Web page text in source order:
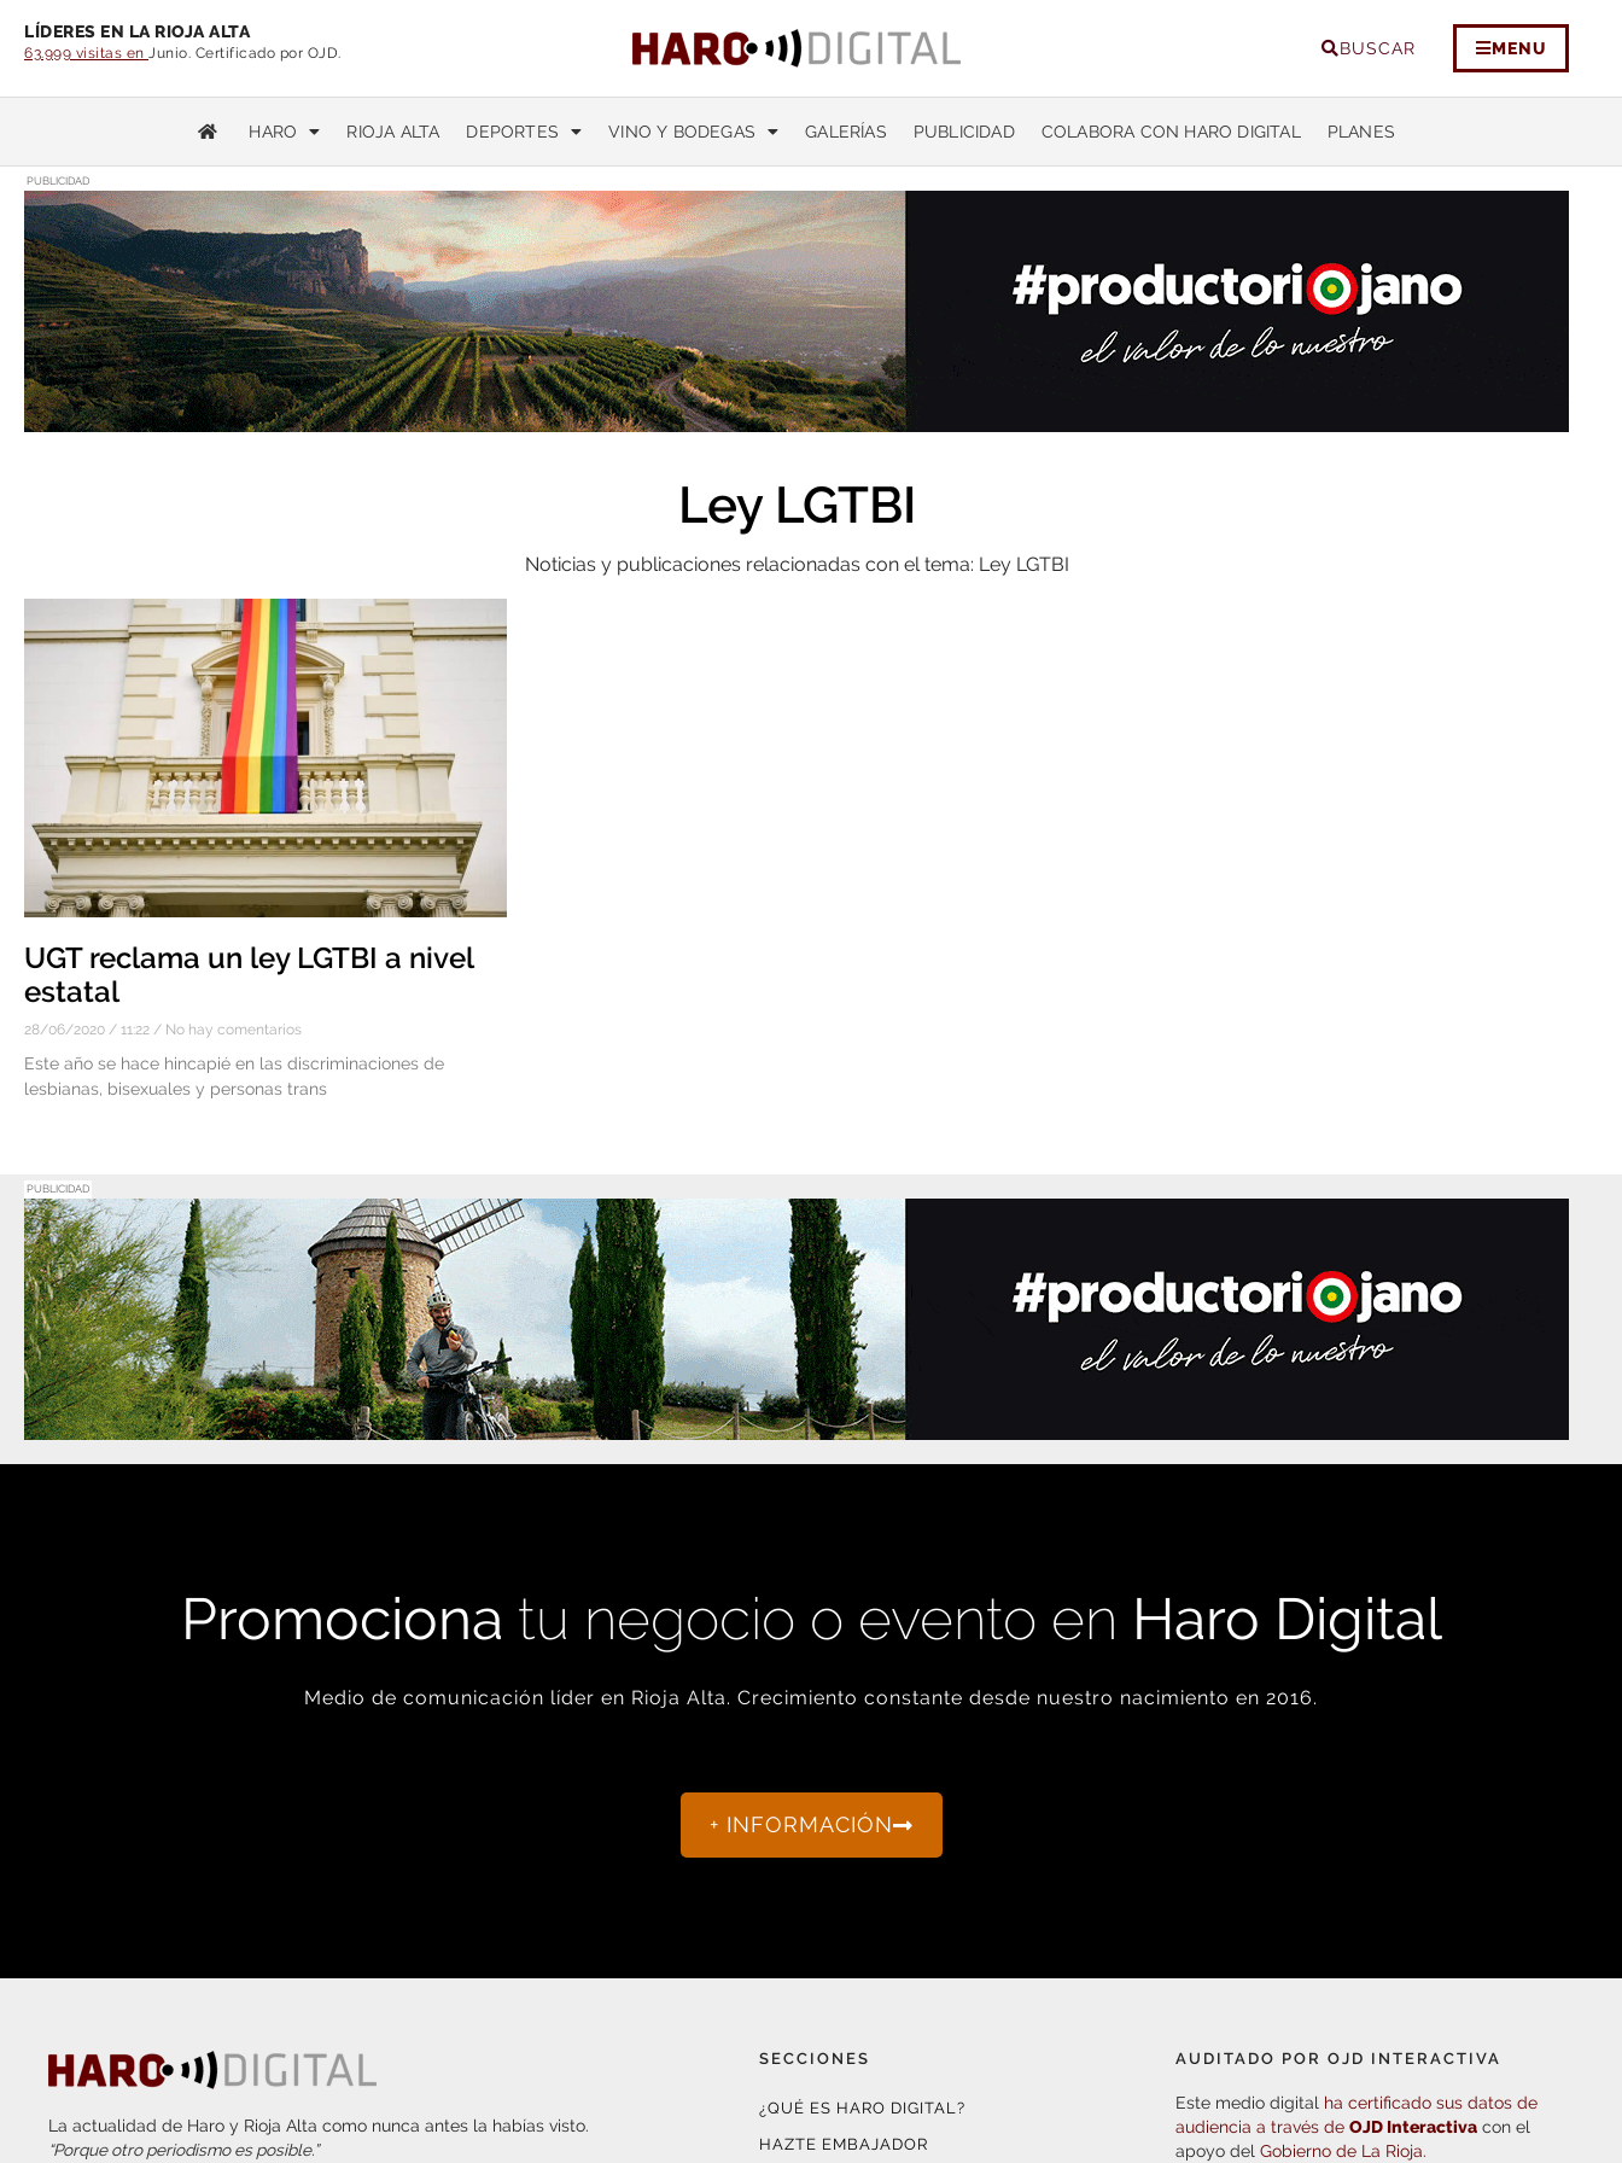
LÍDERES EN LA RIOJA ALTA
63.999 visitas en Junio. Certificado por OJD. BUSCAR MENU
HARO RIOJA ALTA DEPORTES VINO Y BODEGAS GALERÍAS PUBLICIDAD COLABORA CON HARO DIGITAL PLANES
PUBLICIDAD
Ley LGTBI
Noticias y publicaciones relacionadas con el tema: Ley LGTBI
UGT reclama un ley LGTBI a nivel
estatal
28/06/2020 11:22 No hay comentarios
Este año se hace hincapié en las discriminaciones de
lesbianas, bisexuales y personas trans
PUBLICIDAD
Promociona tu negocio o evento en Haro Digital
Medio de comunicación líder en Rioja Alta. Crecimiento constante desde nuestro nacimiento en 2016.
+ INFORMACIÓN
La actualidad de Haro y Rioja Alta como nunca antes la habías visto.
“Porque otro periodismo es posible.”
SECCIONES
¿QUÉ ES HARO DIGITAL?
HAZTE EMBAJADOR
AUDITADO POR OJD INTERACTIVA
Este medio digital ha certificado sus datos de
audiencia a través deOJD Interactiva con el
apoyo delGobierno de La Rioja.